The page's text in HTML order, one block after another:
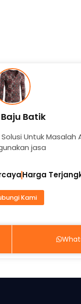
Batik
Untuk Masalah
jasa
Harga
Kami